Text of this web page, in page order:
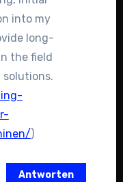
into my
long-
the field
)
Antworten